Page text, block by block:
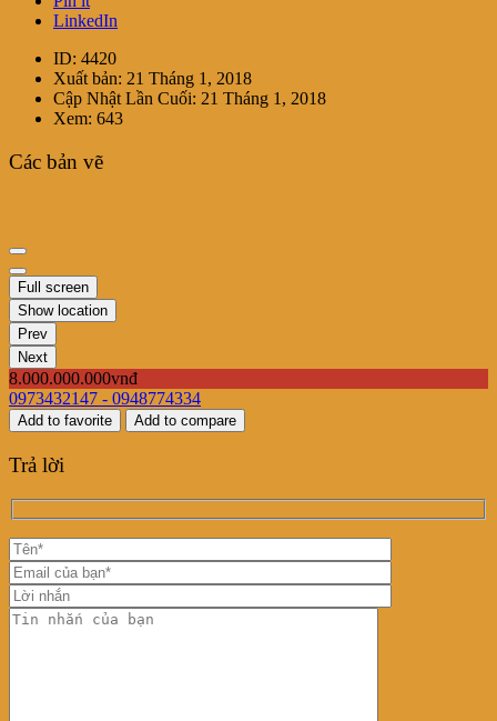
LinkedIn
ID: 4420
Xuất bản: 21 Tháng 1, 2018
Cập Nhật Lần Cuối: 21 Tháng 1, 2018
Xem: 643
Các bản vẽTân Phú, diện tích 4x20m
Full screen
Show location
Prev
Next
8.000.000.000vnđ
0973432147 - 0948774334
Add to favorite Add to compare
Trả lời